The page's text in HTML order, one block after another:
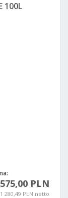
PLN
1 280,49 PLN netto
100L